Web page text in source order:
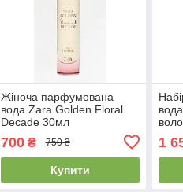
Жіноча парфумована
вода Zara Golden Floral
Decade 30мл
700₴ 750 ₴
Купити
1